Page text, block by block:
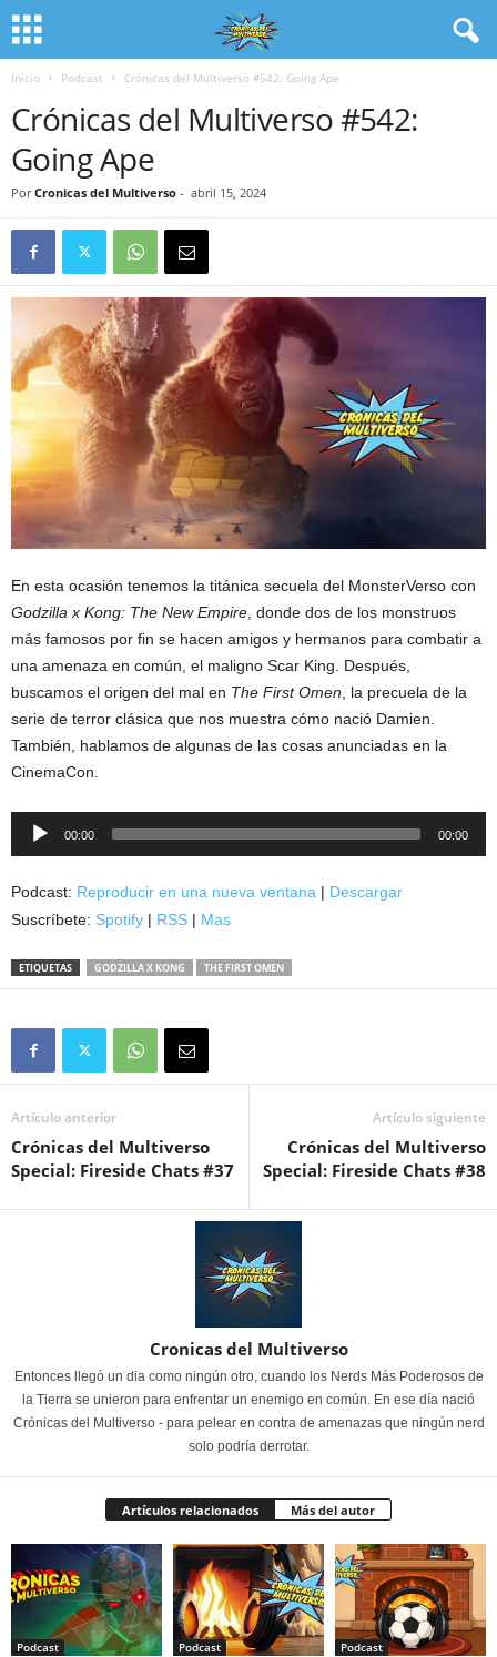
Inicio Podcast Crónicas del Multiverso #542: Going Ape
Crónicas del Multiverso #542:
Going Ape
Por Cronicas del Multiverso - abril 15, 2024
En esta ocasión tenemos la titánica secuela del MonsterVerso con
Godzilla x Kong: The New Empire , donde dos de los monstruos
más famosos por fin se hacen amigos y hermanos para combatir a
una amenaza en común, el maligno Scar King. Después,
buscamos el origen del mal en The First Omen , la precuela de la
serie de terror clásica que nos muestra cómo nació Damien.
También, hablamos de algunas de las cosas anunciadas en la
CinemaCon.
Reproductor
00:00 00:00
Podcast: Reproducir en una nueva ventana | Descargar
Suscríbete: Spotify | RSS | Mas
ETIQUETAS GODZILLA X KONG THE FIRST OMEN
Artículo anterior
Crónicas del Multiverso
Special: Fireside Chats #37
Artículo siguiente
Crónicas del Multiverso
Special: Fireside Chats #38
Cronicas del Multiverso
Entonces llegó un dia como ningún otro, cuando los Nerds Más Poderosos de
la Tierra se unieron para enfrentar un enemigo en común. En ese día nació
Crónicas del Multiverso - para pelear en contra de amenazas que ningún nerd
solo podría derrotar.
Artículos relacionados Más del autor
Podcast Podcast Podcast